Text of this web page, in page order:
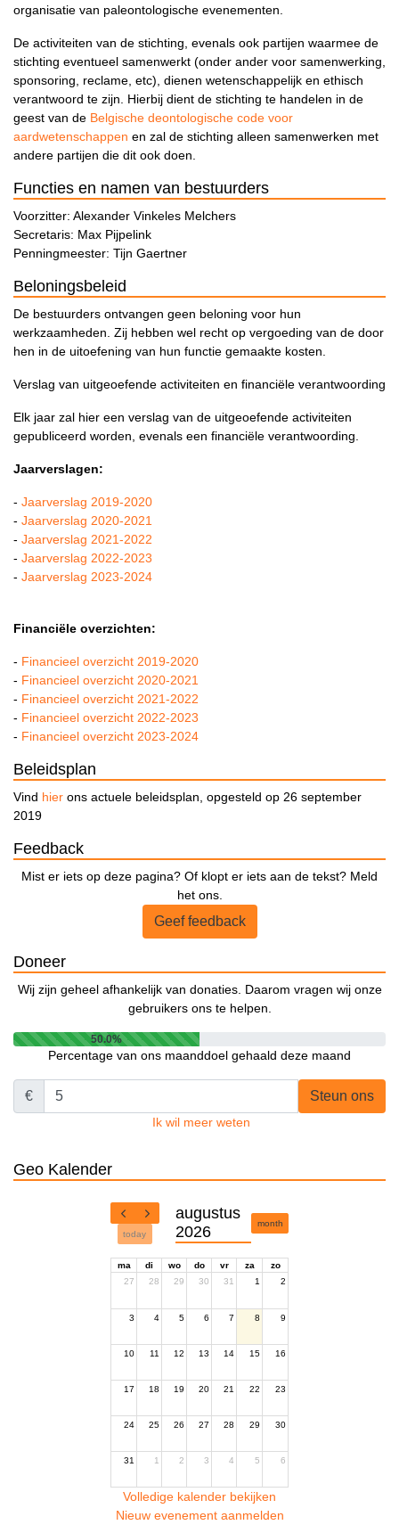
organisatie van paleontologische evenementen.
De activiteiten van de stichting, evenals ook partijen waarmee de
stichting eventueel samenwerkt (onder ander voor samenwerking,
sponsoring, reclame, etc), dienen wetenschappelijk en ethisch
verantwoord te zijn. Hierbij dient de stichting te handelen in de
geest van de Belgische deontologische code voor
aardwetenschappen en zal de stichting alleen samenwerken met
andere partijen die dit ook doen.
Functies en namen van bestuurders
Voorzitter: Alexander Vinkeles Melchers
Secretaris: Max Pijpelink
Penningmeester: Tijn Gaertner
Beloningsbeleid
De bestuurders ontvangen geen beloning voor hun
werkzaamheden. Zij hebben wel recht op vergoeding van de door
hen in de uitoefening van hun functie gemaakte kosten.
Verslag van uitgeoefende activiteiten en financiële verantwoording
Elk jaar zal hier een verslag van de uitgeoefende activiteiten
gepubliceerd worden, evenals een financiële verantwoording.
Jaarverslagen:
- Jaarverslag 2019-2020
- Jaarverslag 2020-2021
- Jaarverslag 2021-2022
- Jaarverslag 2022-2023
- Jaarverslag 2023-2024
Financiële overzichten:
- Financieel overzicht 2019-2020
- Financieel overzicht 2020-2021
- Financieel overzicht 2021-2022
- Financieel overzicht 2022-2023
- Financieel overzicht 2023-2024
Beleidsplan
Vind hier ons actuele beleidsplan, opgesteld op 26 september
2019
Feedback
Mist er iets op deze pagina? Of klopt er iets aan de tekst? Meld
het ons.
Geef feedback
Doneer
Wij zijn geheel afhankelijk van donaties. Daarom vragen wij onze
gebruikers ons te helpen.
50.0%
Percentage van ons maanddoel gehaald deze maand
€ Steun ons
Ik wil meer weten
Geo Kalender
today
augustus
2026
month
ma di wo do vr za
zo
27
28 29 30 31 1 2
3 4 5 6 7 8 9
10 11 12 13 14 15 16
17 18 19 20 21 22 23
24 25 26 27 28 29 30
31 1 2 3 4 5 6
Volledige kalender bekijken
Nieuw evenement aanmelden